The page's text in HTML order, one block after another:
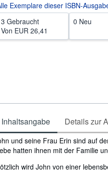
Exemplare dieser ISBN-
3 Gebraucht
Von EUR 26,41
0 Neu
Inhaltsangabe Details zur
und seine Frau Erin sind auf
hatten ihnen mit der Familie
wird John von einer